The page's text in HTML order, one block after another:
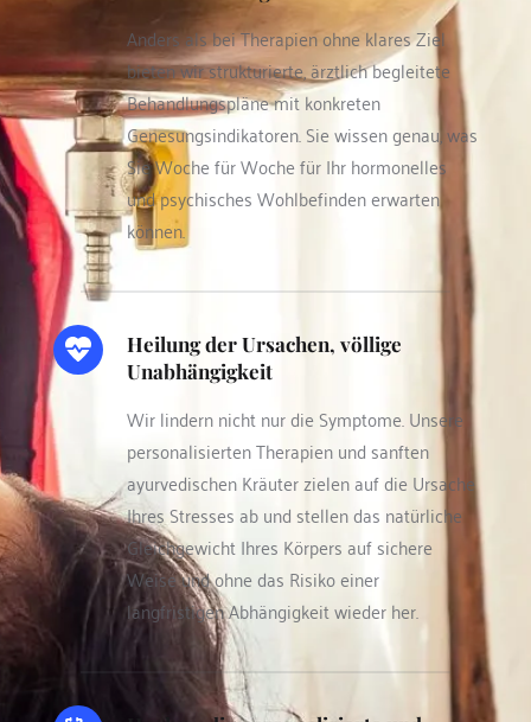
Anders als bei Therapien ohne klares Ziel
bieten wir strukturierte, ärztlich begleitete
Behandlungspläne mit konkreten
Genesungsindikatoren. Sie wissen genau, was
Sie Woche für Woche für Ihr hormonelles
und psychisches Wohlbefinden erwarten
können.
Heilung der Ursachen, völlige
Unabhängigkeit
Wir lindern nicht nur die Symptome. Unsere
personalisierten Therapien und sanften
ayurvedischen Kräuter zielen auf die Ursache
Ihres Stresses ab und stellen das natürliche
Gleichgewicht Ihres Körpers auf sichere
Weise und ohne das Risiko einer
langfristigen Abhängigkeit wieder her.